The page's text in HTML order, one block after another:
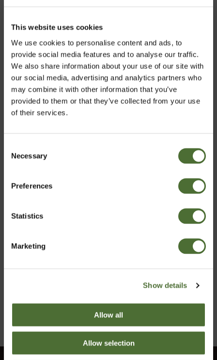
This website uses cookies
We use cookies to personalise content and ads, to
provide social media features and to analyse our traffic.
We also share information about your use of our site with
our social media, advertising and analytics partners who
may combine it with other information that you’ve
provided to them or that they’ve collected from your use
of their services.
Selection
Necessary
Preferences
Statistics
Marketing
Show details
Allow all
Allow selection
svarbiausias dienos valgis“, nėra tik sparnuota frazė.
Tad būtinai pusryčiaukite, tai nulems gerą savijautą
energijos, sustiprins kūną ir sielą bei padės puikiai